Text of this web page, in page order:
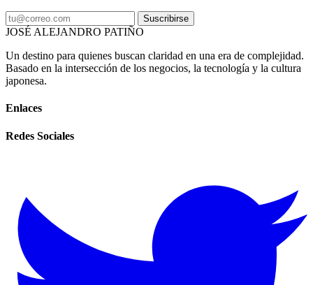
Suscribirse
JOSÉ ALEJANDRO PATIÑO
Un destino para quienes buscan claridad en una era de complejidad.
Basado en la intersección de los negocios, la tecnología y la cultura
japonesa.
Enlaces
Redes Sociales